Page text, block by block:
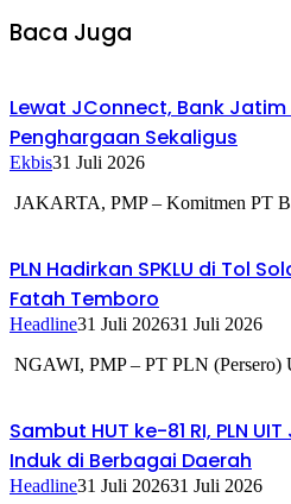
Baca Juga
Lewat JConnect, Bank Jatim
Penghargaan Sekaligus
Ekbis31 Juli 2026
JAKARTA, PMP – Komitmen PT
PLN Hadirkan SPKLU di Tol
Fatah Temboro
Headline31 Juli 202631 Juli 2026
NGAWI, PMP – PT PLN
Sambut HUT ke-81 RI, PLN
Induk di Berbagai Daerah
Headline31 Juli 202631 Juli 2026